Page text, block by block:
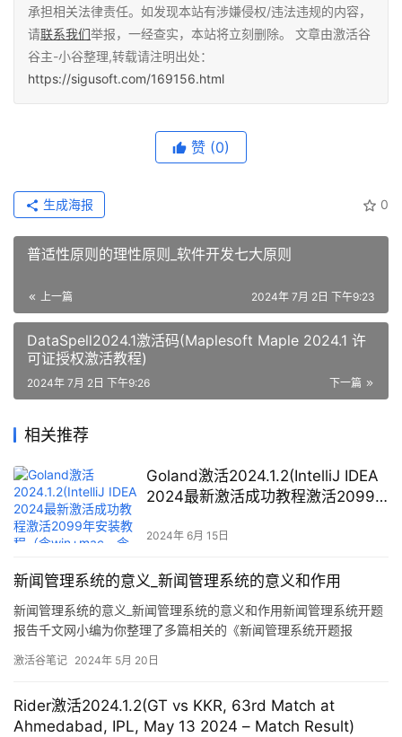
承担相关法律责任。如发现本站有涉嫌侵权/违法违规的内容，
请联系我们举报，一经查实，本站将立刻删除。 文章由激活谷
谷主-小谷整理,转载请注明出处：
https://sigusoft.com/169156.html
赞 (0)
0
生成海报
普适性原则的理性原则_软件开发七大原则
上一篇 2024年 7月 2日 下午9:23
DataSpell2024.1激活码(Maplesoft Maple 2024.1 许
可证授权激活教程)
下一篇
2024年 7月 2日 下午9:26
相关推荐
Goland激活2024.1.2(IntelliJ IDEA
2024最新激活成功教程激活2099
工具+激活码）)
2024年 6月 15日
新闻管理系统的意义_新闻管理系统的意义和作用
新闻管理系统的意义_新闻管理系统的意义和作用新闻管理系统开题
报告千文网小编为你整理了多篇相关的《新闻管理系统开题报
《新闻管理系统开题报告》。第一篇：新闻管理系统开题报告1、背
全球范围内日益普
激活谷笔记 2024年 5月 20日
Rider激活2024.1.2(GT vs KKR, 63rd Match at
Ahmedabad, IPL, May 13 2024 – Match Result)